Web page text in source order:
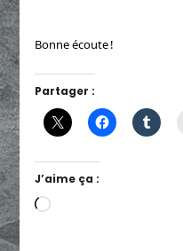
Bonne écoute !
Partager :
J’aime ça :
Chargement…